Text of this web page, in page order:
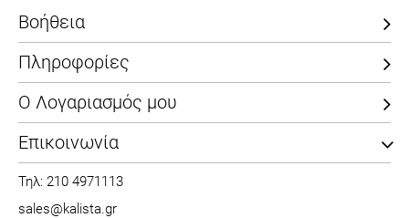
Βοήθεια
Πληροφορίες
Ο Λογαριασμός μου
Επικοινωνία
Τηλ: 210 4971113
sales@kalista.gr